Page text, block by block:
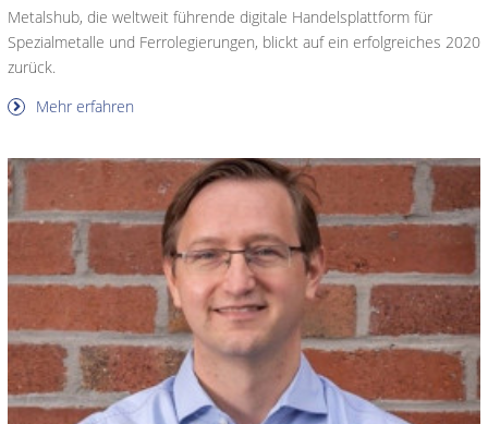
Metalshub, die weltweit führende digitale Handelsplattform für
Spezialmetalle und Ferrolegierungen, blickt auf ein erfolgreiches 2020
zurück.
Mehr erfahren